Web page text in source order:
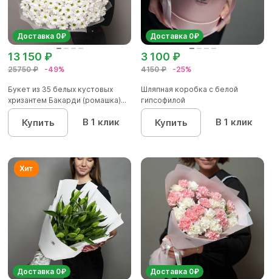
Доставка 0₽
25750 ₽ -49%
13 150 ₽
Букет из 35 белых кустовых
хризантем Бакарди (ромашка)...
Купить В 1 клик
Доставка 0₽
4150 ₽ -25%
3 100 ₽
Шляпная коробка с белой
гипсофилой
Купить В 1 клик
Доставка 0₽ Доставка 0₽